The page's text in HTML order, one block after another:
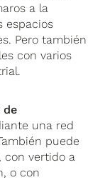
a la
espacios
Pero también
con varios
de
una red
puede
con vertido a
o con